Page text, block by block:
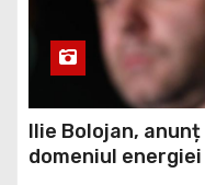
Ilie Bolojan,
domeniul